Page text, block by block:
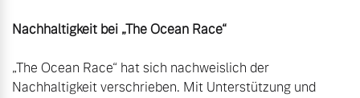
Nachhaltigkeit bei „The Ocean Race“
„The Ocean Race“ hat sich nachweislich der
Nachhaltigkeit verschrieben. Mit Unterstützung und